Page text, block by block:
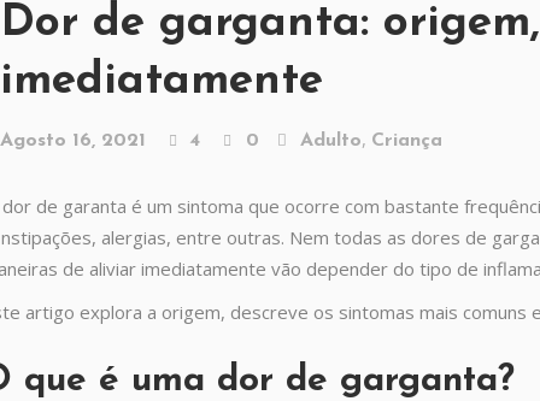
Dor de garganta:
imediatamente
Agosto 16, 2021 4 0 Adulto, Criança
de garanta é um sintoma que ocorre com bastante
alergias, entre outras. Nem todas as dores de
de aliviar imediatamente vão depender do tipo de
artigo explora a origem, descreve os sintomas mais comuns
que é uma dor de garganta?